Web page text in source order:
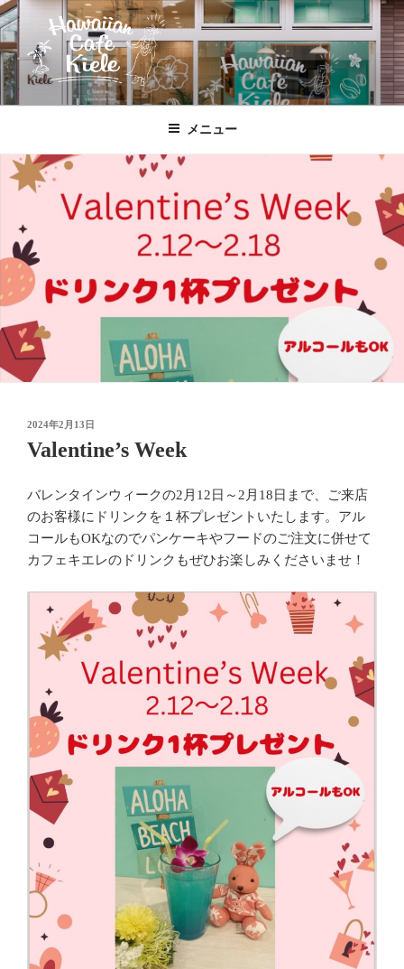
コ
ン
テ
ン
ツ
キ
ッ
HAWAIIAN CAFE KIELE
北本駅東口、徒歩２分のハワイ!!
メニュー
投
稿
日:
2024年2月13日
Valentine’s Week
バレンタインウィークの2月12日～2月18日まで、ご来店
のお客様にドリンクを１杯プレゼントいたします。アル
コールもOKなのでパンケーキやフードのご注文に併せて
カフェキエレのドリンクもぜひお楽しみくださいませ！